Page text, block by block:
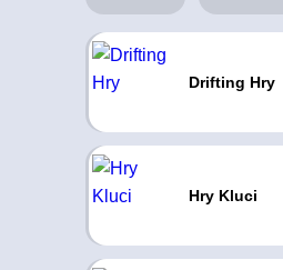
Drifting Hry
Hry Kluci